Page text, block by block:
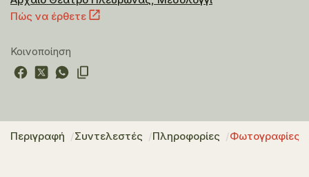
Πώς να έρθετε
Κοινοποίηση
Περιγραφή Συντελεστές Πληροφορίες Φωτογραφίες